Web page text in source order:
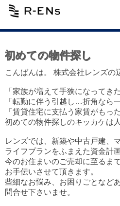
初めての物件探し
こんばんは。 株式会社レンズの
「家族が増えて手狭になってき
「転勤に伴う引越し…折角なら
「賃貸住宅に支払う家賃がも
初めての物件探しのキッカケは
レンズでは、新築や中古戸建、
ライフプランをふまえた資金計画
今のお住まいのご売却に至るま
お手伝いさせて頂きます。
些細なお悩み、お困りごとなど
問合せ下さいませ。